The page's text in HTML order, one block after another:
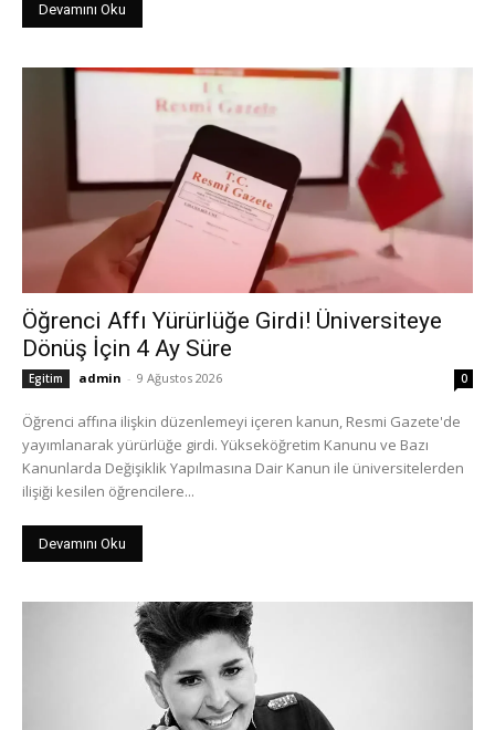
Devamını Oku
Öğrenci Affı Yürürlüğe Girdi! Üniversiteye
Dönüş İçin 4 Ay Süre
Egitim admin - 9 Ağustos 2026 0
Öğrenci affına ilişkin düzenlemeyi içeren kanun, Resmi Gazete'de
yayımlanarak yürürlüğe girdi. Yükseköğretim Kanunu ve Bazı
Kanunlarda Değişiklik Yapılmasına Dair Kanun ile üniversitelerden
ilişiği kesilen öğrencilere...
Devamını Oku